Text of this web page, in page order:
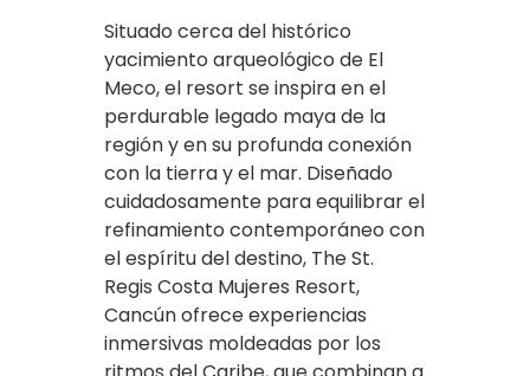
Situado cerca del histórico
yacimiento arqueológico de El
Meco, el resort se inspira en el
perdurable legado maya de la
región y en su profunda conexión
con la tierra y el mar. Diseñado
cuidadosamente para equilibrar el
refinamiento contemporáneo con
el espíritu del destino, The St.
Regis Costa Mujeres Resort,
Cancún ofrece experiencias
inmersivas moldeadas por los